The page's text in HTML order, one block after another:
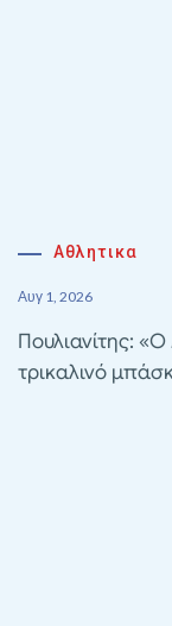
Αθλητικα
Αυγ 1, 2026
Πουλιανίτης:
τρικαλινό